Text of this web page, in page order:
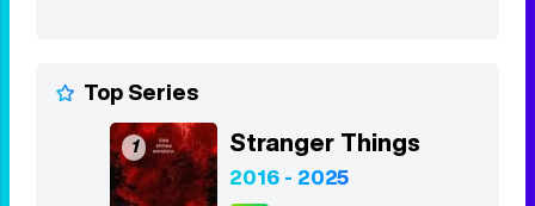
Top Series
1 Stranger Things
2016 - 2025